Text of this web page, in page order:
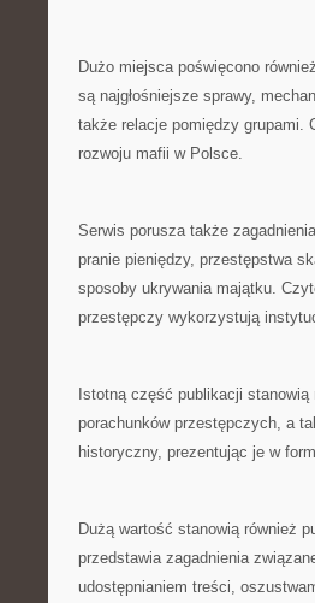
Dużo miejsca poświęcono
są najgłośniejsze sprawy,
także relacje pomiędzy grupami.
rozwoju mafii w Polsce.
Serwis porusza także
pranie pieniędzy, przestępstwa
sposoby ukrywania majątku.
przestępczy wykorzystują
Istotną część publikacji stanowią
porachunków przestępczych, a
historyczny, prezentując je w
Dużą wartość stanowią również
przedstawia zagadnienia
udostępnianiem treści,